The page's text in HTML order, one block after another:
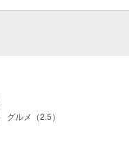
グルメ（2.5）